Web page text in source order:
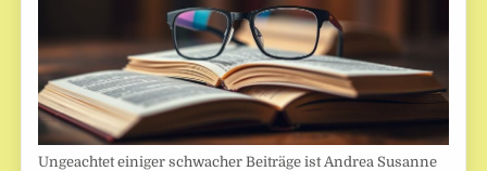
Ungeachtet einiger schwacher Beiträge ist Andrea Susanne